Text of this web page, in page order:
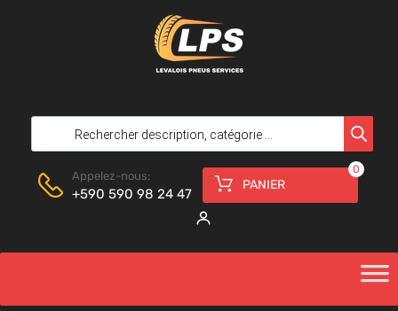
Appelez-nous:
+590 590 98 24 47
PANIER
0